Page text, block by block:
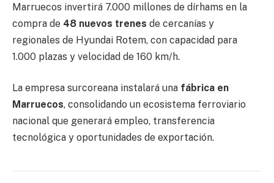
Marruecos invertirá 7.000 millones de dírhams en la
compra de 48 nuevos trenes de cercanías y
regionales de Hyundai Rotem, con capacidad para
1.000 plazas y velocidad de 160 km/h.
La empresa surcoreana instalará una fábrica en
Marruecos, consolidando un ecosistema ferroviario
nacional que generará empleo, transferencia
tecnológica y oportunidades de exportación.